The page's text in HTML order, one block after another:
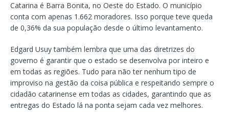
Catarina é Barra Bonita, no Oeste do Estado. O município
conta com apenas 1.662 moradores. Isso porque teve queda
de 0,36% da sua população desde o último levantamento.
Edgard Usuy também lembra que uma das diretrizes do
governo é garantir que o estado se desenvolva por inteiro e
em todas as regiões. Tudo para não ter nenhum tipo de
improviso na gestão da coisa pública e respeitando sempre o
cidadão catarinense em todas as cidades, garantindo que as
entregas do Estado lá na ponta sejam cada vez melhores.